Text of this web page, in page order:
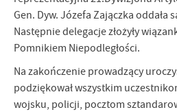
Gen. Dyw. Józefa Zajączka oddała
Następnie delegacje złożyły
Pomnikiem
Na zakończenie prowadzący
podziękował wszystkim
wojsku, policji, pocztom